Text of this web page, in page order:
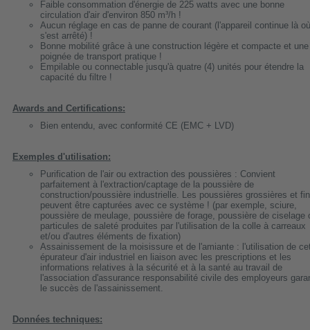
Faible consommation d'énergie de 225 watts avec une bonne
circulation d'air d'environ 850 m³/h !
Aucun réglage en cas de panne de courant (l'appareil continue là
s'est arrêté) !
Bonne mobilité grâce à une construction légère et compacte et une
poignée de transport pratique !
Empilable ou connectable jusqu'à quatre (4) unités pour étendre la
capacité du filtre !
Awards and Certifications:
Bien entendu, avec conformité CE (EMC + LVD)
Exemples d'utilisation:
Purification de l'air ou extraction des poussières : Convient
parfaitement à l'extraction/captage de la poussière de
construction/poussière industrielle. Les poussières grossières et
peuvent être capturées avec ce système ! (par exemple, sciure,
poussière de meulage, poussière de forage, poussière de ciselage
particules de saleté produites par l'utilisation de la colle à carreaux
et/ou d'autres éléments de fixation)
Assainissement de la moisissure et de l'amiante : l'utilisation de
épurateur d'air industriel en liaison avec les prescriptions et les
informations relatives à la sécurité et à la santé au travail de
l'association d'assurance responsabilité civile des employeurs
le succès de l'assainissement.
Données techniques: